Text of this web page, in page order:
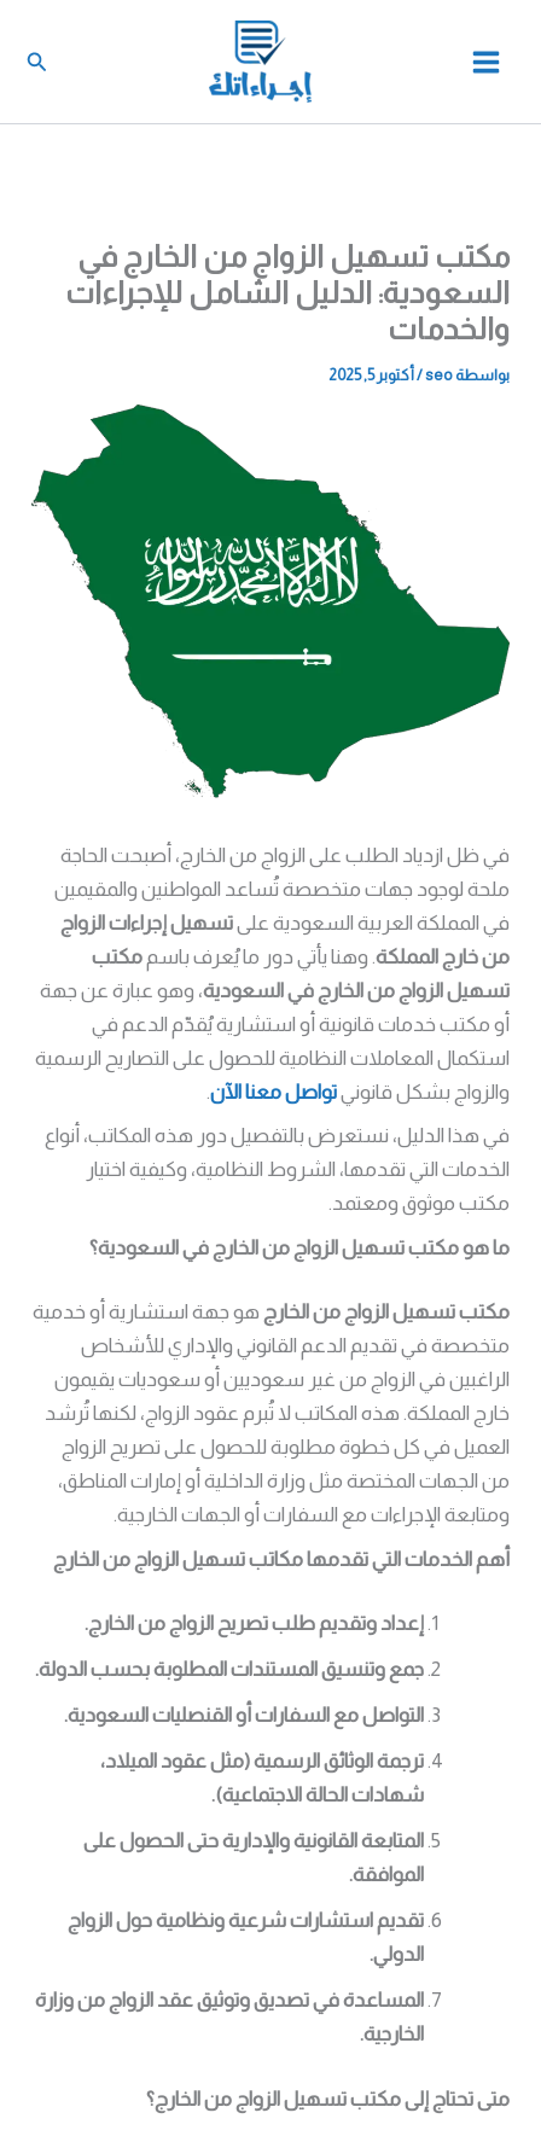
مكتب تسهيل الزواج من الخارج في
السعودية: الدليل الشامل للإجراءات
والخدمات
بواسطة seo
/أكتوبر 5, 2025
في ظل ازدياد الطلب على الزواج من الخارج، أصبحت الحاجة
ملحة لوجود جهات متخصصة تُساعد المواطنين والمقيمين
في المملكة العربية السعودية علىتسهيل إجراءات الزواج
من خارج المملكة . وهنا يأتي دور ما يُعرف باسممكتب
تسهيل الزواج من الخارج في السعودية، وهو عبارة عن جهة
أو مكتب خدمات قانونية أو استشارية يُقدّم الدعم في
استكمال المعاملات النظامية للحصول على التصاريح الرسمية
والزواج بشكل قانونيتواصل معنا الآن
في هذا الدليل، نستعرض بالتفصيل دور هذه المكاتب، أنواع
الخدمات التي تقدمها، الشروط النظامية، وكيفية اختيار
مكتب موثوق ومعتمد.
ما هو مكتب تسهيل الزواج من الخارج في السعودية؟
مكتب تسهيل الزواج من الخارج هو جهة استشارية أو خدمية
متخصصة في تقديم الدعم القانوني والإداري للأشخاص
الراغبين في الزواج من غير سعوديين أو سعوديات يقيمون
خارج المملكة. هذه المكاتب لا تُبرم عقود الزواج، لكنها تُرشد
العميل في كل خطوة مطلوبة للحصول على تصريح الزواج
من الجهات المختصة مثل وزارة الداخلية أو إمارات المناطق،
ومتابعة الإجراءات مع السفارات أو الجهات الخارجية.
أهم الخدمات التي تقدمها مكاتب تسهيل الزواج من الخارج
إعداد وتقديم طلب تصريح الزواج من الخارج.
جمع وتنسيق المستندات المطلوبة بحسب الدولة.
التواصل مع السفارات أو القنصليات السعودية.
ترجمة الوثائق الرسمية (مثل عقود الميلاد،
شهادات الحالة الاجتماعية).
المتابعة القانونية والإدارية حتى الحصول على
الموافقة.
تقديم استشارات شرعية ونظامية حول الزواج
الدولي.
المساعدة في تصديق وتوثيق عقد الزواج من وزارة
الخارجية.
متى تحتاج إلى مكتب تسهيل الزواج من الخارج؟